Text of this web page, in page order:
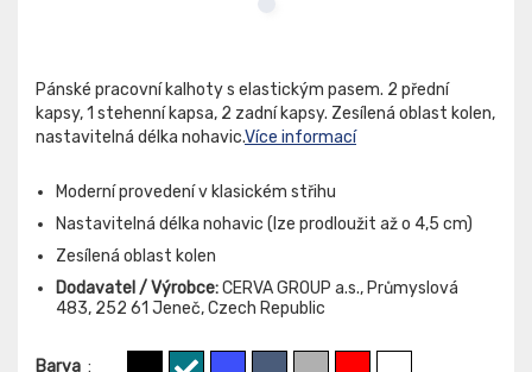
Pánské pracovní kalhoty s elastickým pasem. 2 přední
kapsy, 1 stehenní kapsa, 2 zadní kapsy. Zesílená oblast kolen,
nastavitelná délka nohavic.Více informací
Moderní provedení v klasickém střihu
Nastavitelná délka nohavic (lze prodloužit až o 4,5 cm)
Zesílená oblast kolen
Dodavatel / Výrobce:CERVA GROUP a.s., Průmyslová
483, 252 61 Jeneč, Czech Republic
Barva :